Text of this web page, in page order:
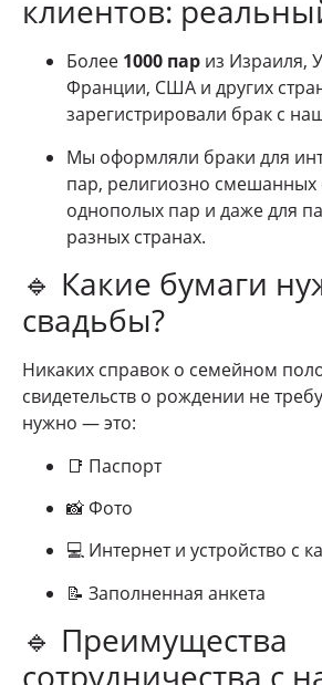
клиентов:
Более 1000 пар из Израиля,
Франции, США и других
зарегистрировали брак с
Мы оформляли браки для
пар, религиозно смешанных
однополых пар и даже для
разных странах.
🔹 Какие бумаги
свадьбы?
Никаких справок о семейном
свидетельств о рождении не
нужно — это:
📑 Паспорт
📸 Фото
💻 Интернет и устройство с
📝 Заполненная анкета
🔹 Преимущества
сотрудничества с